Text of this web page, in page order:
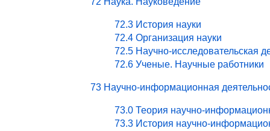
72.3 История науки
72.4 Организация науки
72.5 Научно-исследовательская
72.6 Ученые. Научные работники
73 Научно-информационная
73.0 Теория научно-
73.3 История научно-